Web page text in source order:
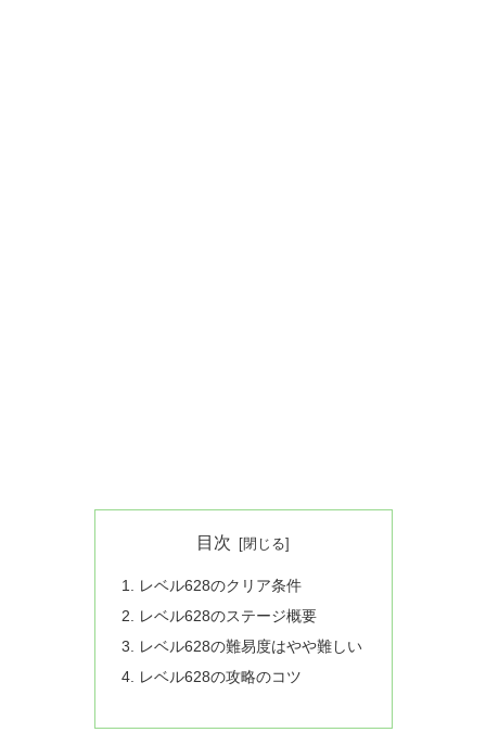
目次
レベル628のクリア条件
レベル628のステージ概要
レベル628の難易度はやや難しい
レベル628の攻略のコツ